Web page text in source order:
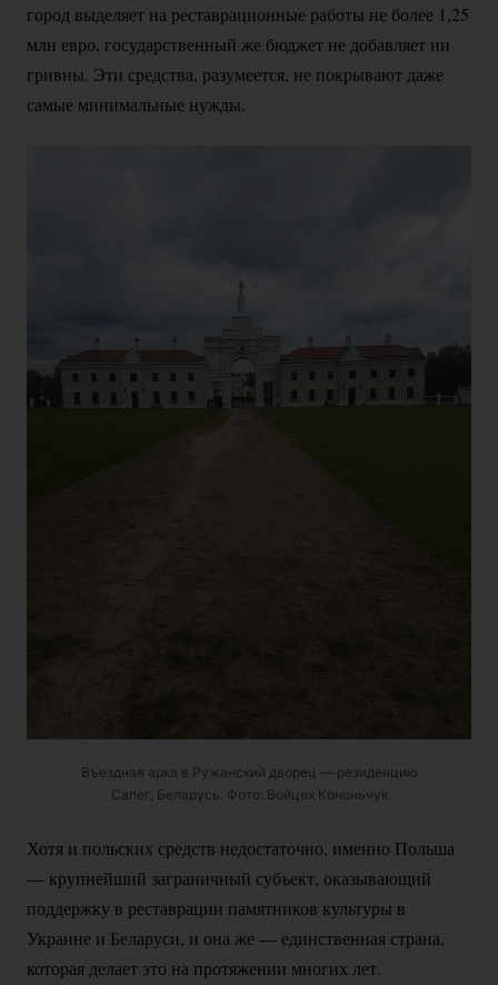
город выделяет на реставрационные работы не более 1,25
млн евро, государственный же бюджет не добавляет ни
гривны. Эти средства, разумеется, не покрывают даже
самые минимальные нужды.
Въездная арка в Ружанский дворец — резиденцию
Сапег, Беларусь. Фото: Войцех Кононьчук
Хотя и польских средств недостаточно, именно Польша
— крупнейший заграничный субъект, оказывающий
поддержку в реставрации памятников культуры в
Украине и Беларуси, и она же — единственная страна,
которая делает это на протяжении многих лет.